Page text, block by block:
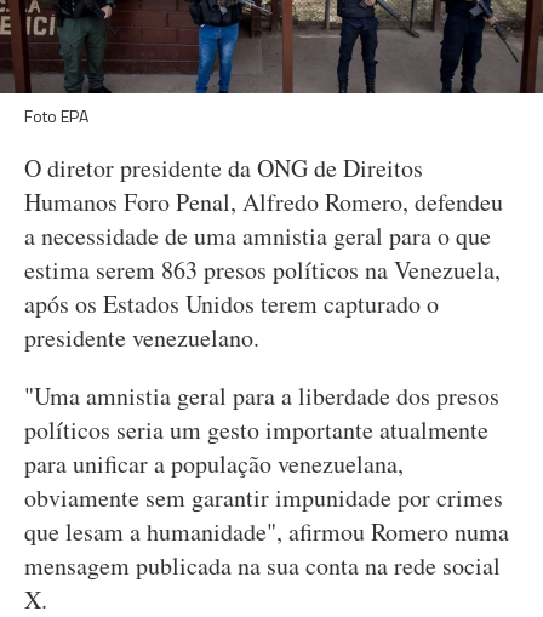
Foto EPA
O diretor presidente da ONG de Direitos
Humanos Foro Penal, Alfredo Romero, defendeu
a necessidade de uma amnistia geral para o que
estima serem 863 presos políticos na Venezuela,
após os Estados Unidos terem capturado o
presidente venezuelano.
"Uma amnistia geral para a liberdade dos presos
políticos seria um gesto importante atualmente
para unificar a população venezuelana,
obviamente sem garantir impunidade por crimes
que lesam a humanidade", afirmou Romero numa
mensagem publicada na sua conta na rede social
X.